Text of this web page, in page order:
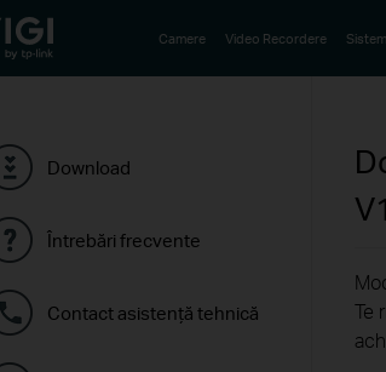
Reliably Smart Camere Video Recordere
Download
Întrebări frecvente
Contact asistenţă tehnică
V1
Te